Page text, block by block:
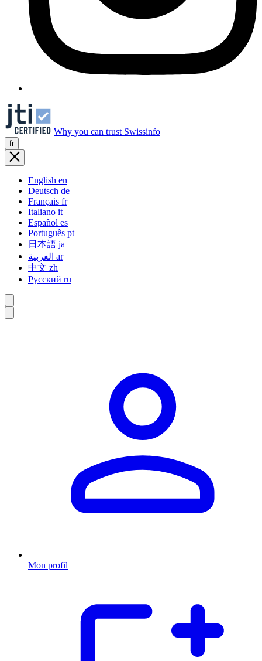
Why you can trust Swissinfo
fr
English en
Deutsch de
Français fr
Italiano it
Español es
Português pt
日本語 ja
ar
中文 zh
Русский ru
Mon profil